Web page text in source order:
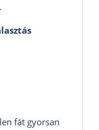
fát gyorsan